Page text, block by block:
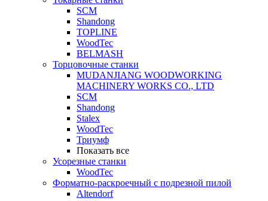
SCM
Shandong
TOPLINE
WoodTec
BELMASH
Торцовочные станки
MUDANJIANG WOODWORKING
MACHINERY WORKS CO., LTD
SCM
Shandong
Stalex
WoodTec
Триумф
Показать все
Усорезные станки
WoodTec
Форматно-раскроечный с подрезной пилой
Altendorf